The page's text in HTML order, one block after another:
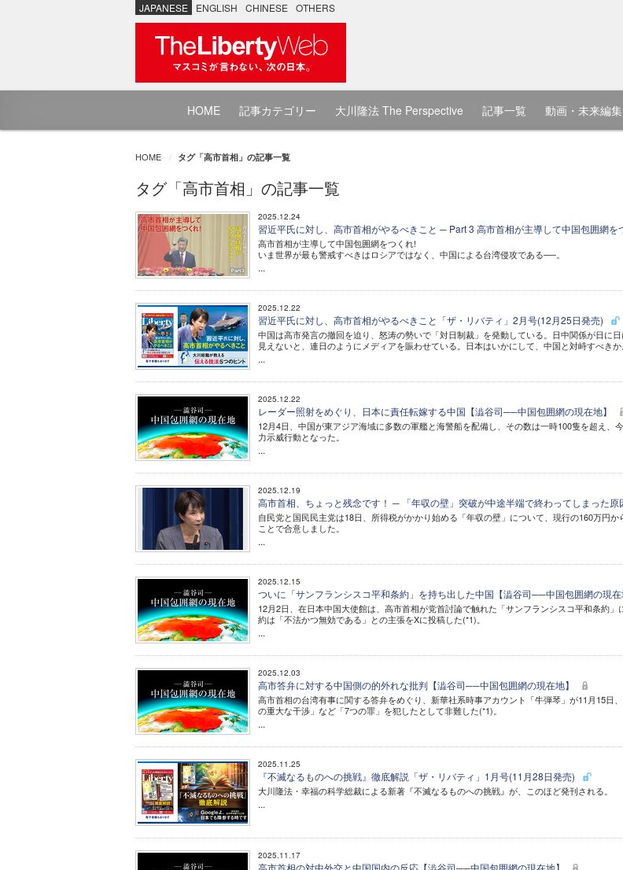
JAPANESE ENGLISH CHINESE OTHERS
HOME 記事カテゴリー 大川隆法 The Perspective 記事一覧 動画・未来編集
HOME タグ「高市首相」の記事一覧
タグ「高市首相」の記事一覧
2025.12.24
習近平氏に対し、高市首相がやるべきこと ─ Part 3 高市首相が主導して中国包囲網を
高市首相が主導して中国包囲網をつくれ!
いま世界が最も警戒すべきはロシアではなく、中国による台湾侵攻である──。
...
2025.12.22
習近平氏に対し、高市首相がやるべきこと「ザ・リバティ」2月号(12月25日発売)
中国は高市発言の撤回を迫り、怒涛の勢いで「対日制裁」を発動している。日中関係が日に
見えないと、連日のようにメディアを賑わせている。日本はいかにして、中国と対峙すべきか。
...
2025.12.22
レーダー照射をめぐり、日本に責任転嫁する中国【澁谷司──中国包囲網の現在地】
12月4日、中国が東アジア海域に多数の軍艦と海警船を配備し、その数は一時100隻を超え、
力示威行動となった。
...
2025.12.19
高市首相、ちょっと残念です！ ─ 「年収の壁」突破が中途半端で終わってしまった原
自民党と国民民主党は18日、所得税がかかり始める「年収の壁」について、現行の160万円か
ことで合意しました。
...
2025.12.15
ついに「サンフランシスコ平和条約」を持ち出した中国【澁谷司──中国包囲網の現在
12月2日、在日本中国大使館は、高市首相が党首討論で触れた「サンフランシスコ平和条約」
約は「不法かつ無効である」との主張をXに投稿した(*1)。
...
2025.12.03
高市答弁に対する中国側の的外れな批判【澁谷司──中国包囲網の現在地】
高市首相の台湾有事に関する答弁をめぐり、新華社系時事アカウント「牛弾琴」が11月15日
の重大な干渉」など「7つの罪」を犯したとして非難した(*1)。
...
2025.11.25
『不滅なるものへの挑戦』徹底解説「ザ・リバティ」1月号(11月28日発売)
大川隆法・幸福の科学総裁による新著『不滅なるものへの挑戦』が、このほど発刊される。
...
2025.11.17
高市首相の対中外交と中国国内の反応【澁谷司──中国包囲網の現在地】